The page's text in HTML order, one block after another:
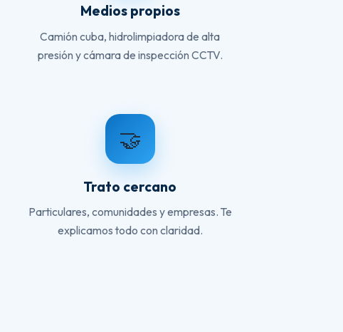
Medios propios
Camión cuba, hidrolimpiadora de alta
presión y cámara de inspección CCTV.
🤝
Trato cercano
Particulares, comunidades y empresas. Te
explicamos todo con claridad.